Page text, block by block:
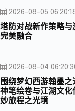
2026-08-05
塔防对战新作策略与
完美融合
2026-08-04
围绕梦幻西游翰墨之
神笔绘卷与江湖文化
妙旅程之光境